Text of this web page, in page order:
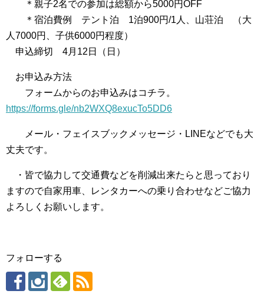
＊親子2名での参加は総額から5000円OFF
＊宿泊費例 テント泊 1泊900円/1人、山荘泊 （大
人7000円、子供6000円程度）
申込締切 4月12日（日）
お申込み方法
フォームからのお申込みはコチラ。
https://forms.gle/nb2WXQ8exucTo5DD6
メール・フェイスブックメッセージ・LINEなどでも大
丈夫です。
・皆で協力して交通費などを削減出来たらと思っており
ますので自家用車、レンタカーへの乗り合わせなどご協力
よろしくお願いします。
フォローする